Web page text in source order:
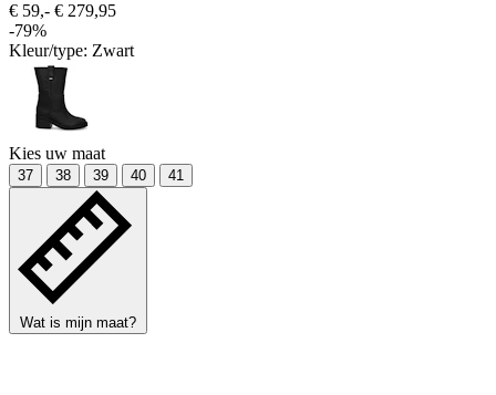
€ 59,- € 279,95
-79%
Kleur/type: Zwart
Kies uw maat
37 38 39 40 41
Wat is mijn maat?